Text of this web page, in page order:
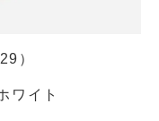
）
ワイト